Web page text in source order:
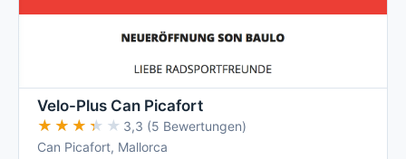
Velo-Plus Can Picafort
★★★★★
★★★★★ 3,3 (5 Bewertungen)
Can Picafort, Mallorca